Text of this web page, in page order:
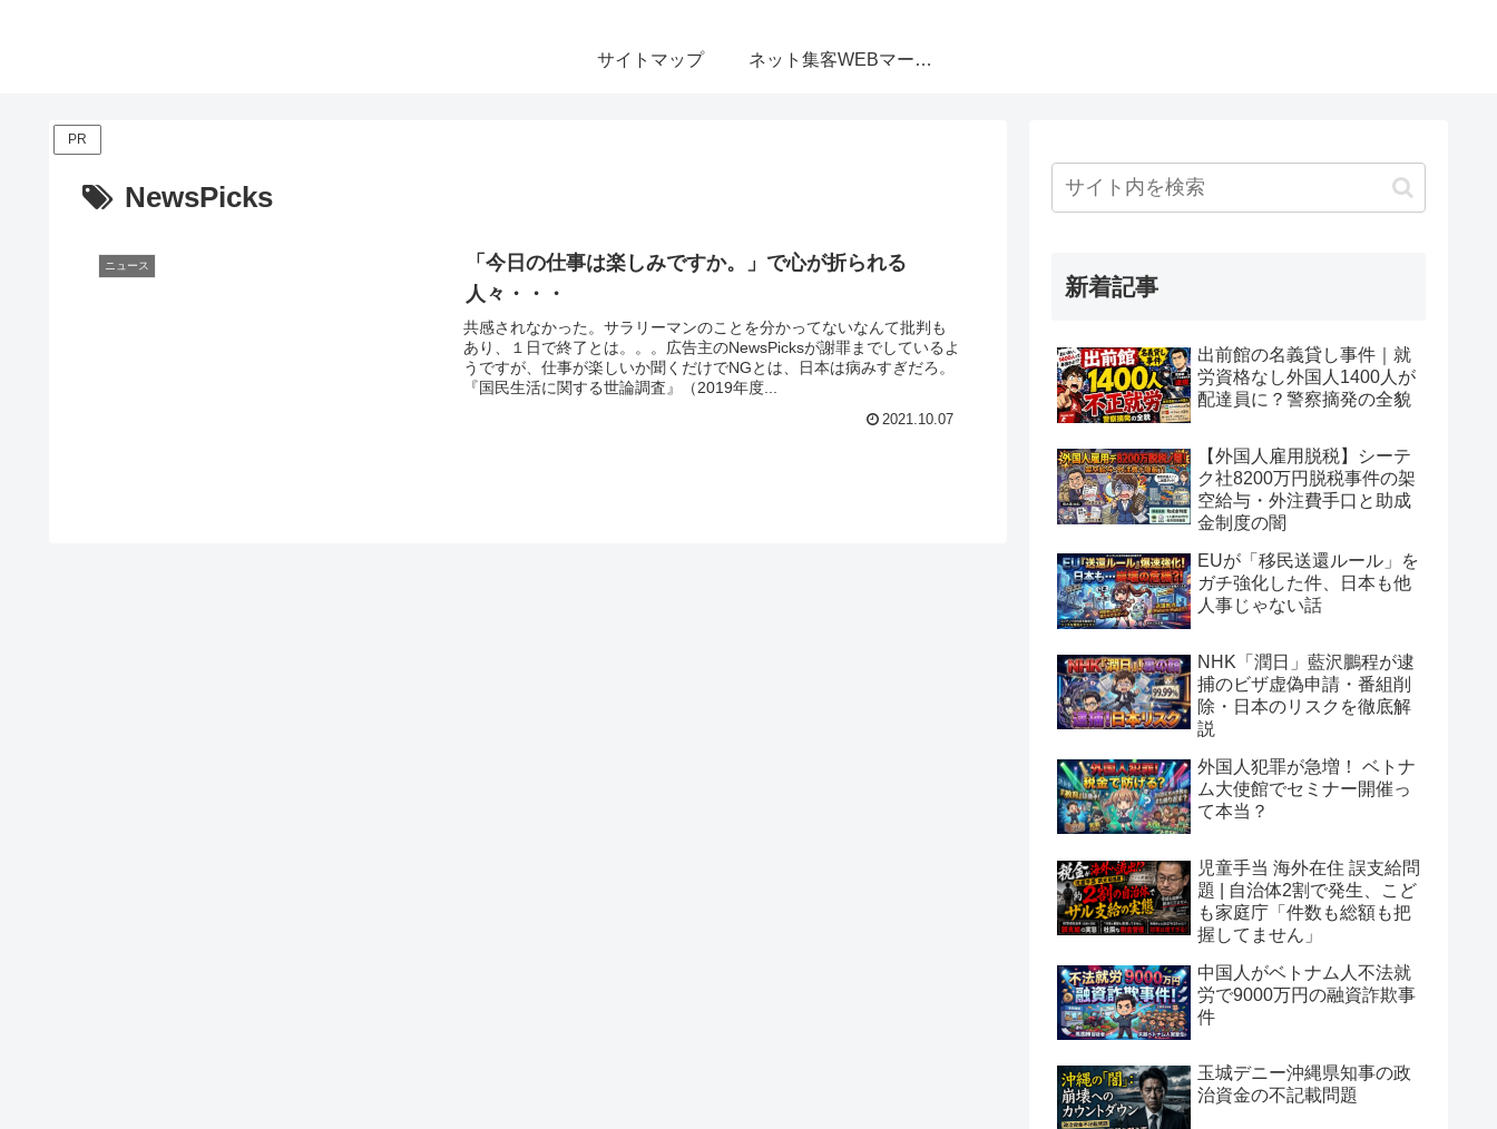
サイトマップ ネット集客WEBマーケティング無料相談室
PR
NewsPicks
ニュース
「今日の仕事は楽しみですか。」で心が折られる
人々・・・
共感されなかった。サラリーマンのことを分かってないなんて批判も
あり、１日で終了とは。。。広告主のNewsPicksが謝罪までしているよ
うですが、仕事が楽しいか聞くだけでNGとは、日本は病みすぎだろ。
『国民生活に関する世論調査』（2019年度...
2021.10.07
新着記事
出前館の名義貸し事件｜就
労資格なし外国人1400人が
配達員に？警察摘発の全貌
【外国人雇用脱税】シーテ
ク社8200万円脱税事件の架
空給与・外注費手口と助成
金制度の闇
EUが「移民送還ルール」を
ガチ強化した件、日本も他
人事じゃない話
NHK「潤日」藍沢鵬程が逮
捕のビザ虚偽申請・番組削
除・日本のリスクを徹底解
説
外国人犯罪が急増！ ベトナ
ム大使館でセミナー開催っ
て本当？
児童手当 海外在住 誤支給問
題 | 自治体2割で発生、こど
も家庭庁「件数も総額も把
握してません」
中国人がベトナム人不法就
労で9000万円の融資詐欺事
件
玉城デニー沖縄県知事の政
治資金の不記載問題